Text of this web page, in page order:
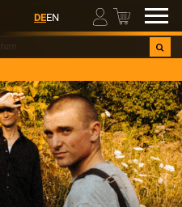
DEEN 00